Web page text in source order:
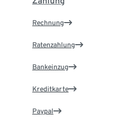
Rechnung
Ratenzahlung
Bankeinzug
Kreditkarte
Paypal